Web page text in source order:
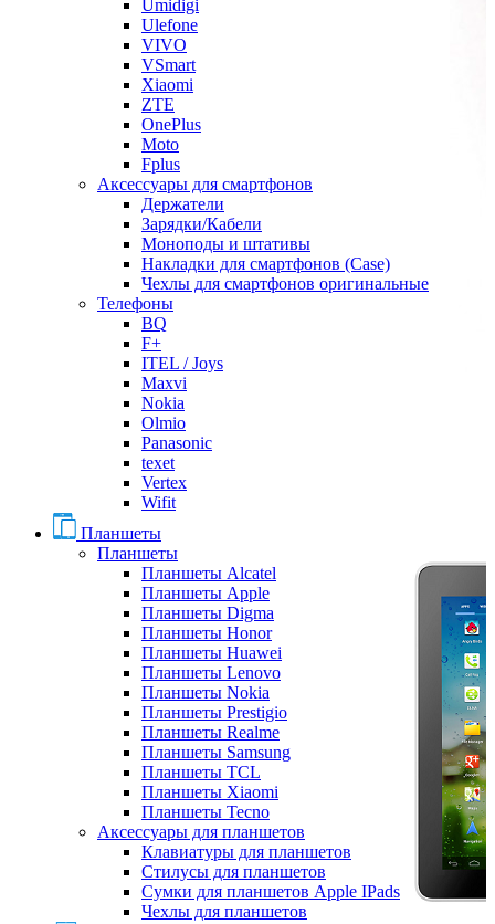
Umidigi
Ulefone
VIVO
VSmart
Xiaomi
ZTE
OnePlus
Moto
Fplus
Аксессуары для смартфонов
Держатели
Зарядки/Кабели
Моноподы и штативы
Накладки для смартфонов (Case)
Чехлы для смартфонов оригинальные
Телефоны
BQ
F+
ITEL / Joys
Maxvi
Nokia
Olmio
Panasonic
texet
Vertex
Wifit
Планшеты
Планшеты
Планшеты Alcatel
Планшеты Apple
Планшеты Digma
Планшеты Honor
Планшеты Huawei
Планшеты Lenovo
Планшеты Nokia
Планшеты Prestigio
Планшеты Realme
Планшеты Samsung
Планшеты TCL
Планшеты Xiaomi
Планшеты Tecno
Аксессуары для планшетов
Клавиатуры для планшетов
Стилусы для планшетов
Сумки для планшетов Apple IPads
Чехлы для планшетов